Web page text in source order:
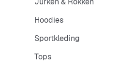
Hoodies
Sportkleding
Tops